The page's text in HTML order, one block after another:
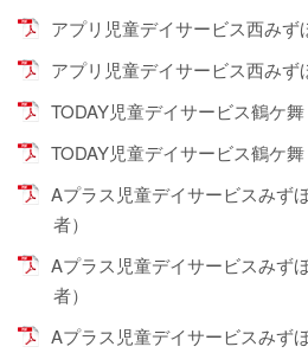
アプリ児童デイサービス西みず
アプリ児童デイサービス西みず
TODAY児童デイサービス鶴ケ舞
TODAY児童デイサービス鶴ケ舞
Aプラス児童デイサービスみず
者）
Aプラス児童デイサービスみず
者）
Aプラス児童デイサービスみず